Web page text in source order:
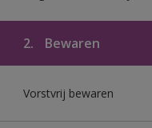
2. Bewaren
Vorstvrij bewaren